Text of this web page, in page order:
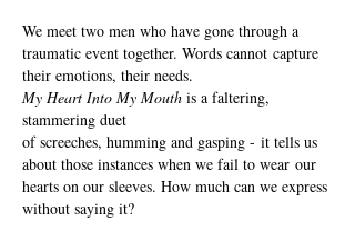
We meet two men who have gone through a
traumatic event together. Words cannot capture
their emotions, their needs.
My Heart Into My Mouth is a faltering,
stammering duet
of screeches, humming and gasping - it tells us
about those instances when we fail to wear our
hearts on our sleeves. How much can we express
without saying it?